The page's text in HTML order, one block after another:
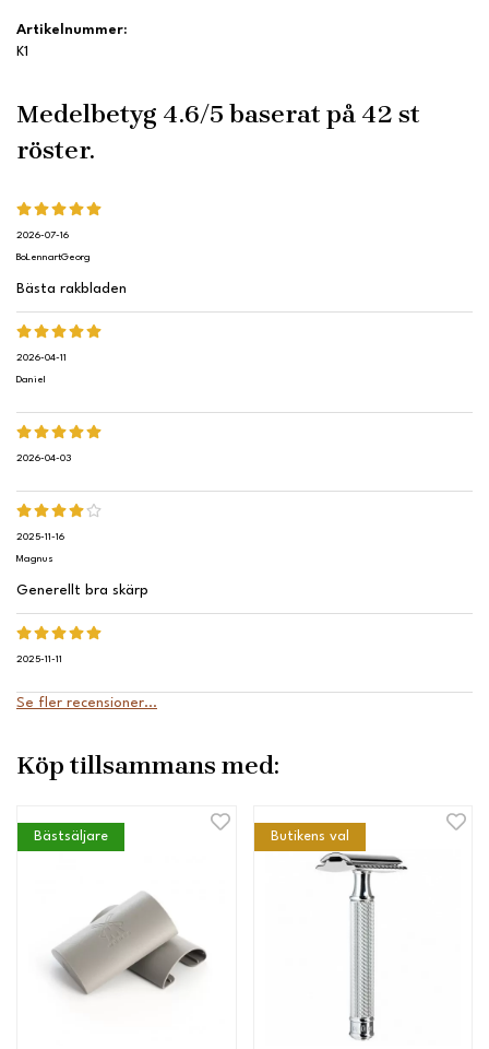
Artikelnummer:
K1
Medelbetyg 4.6/5 baserat på 42 st
röster.
2026-07-16
BoLennartGeorg
Bästa rakbladen
2026-04-11
Daniel
2026-04-03
2025-11-16
Magnus
Generellt bra skärp
2025-11-11
Se fler recensioner...
Köp tillsammans med:
Bästsäljare Butikens val